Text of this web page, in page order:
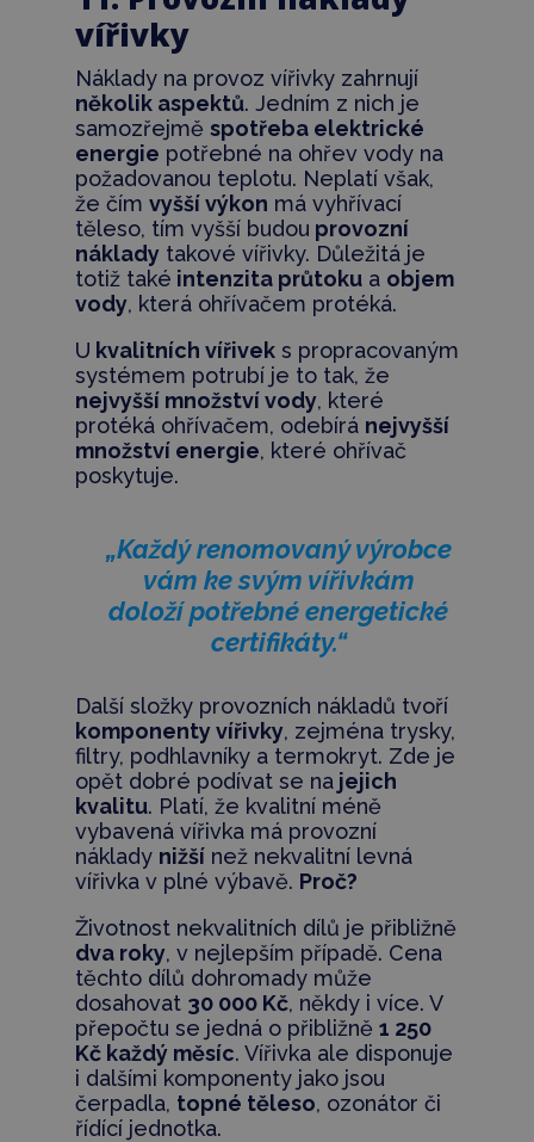
vířivky
Náklady na provoz vířivky zahrnují
několik aspektů. Jedním z nich je
samozřejmě spotřeba elektrické
energie potřebné na ohřev vody na
požadovanou teplotu. Neplatí však,
že čím vyšší výkon má vyhřívací
těleso, tím vyšší budou provozní
nákladytakové vířivky. Důležitá je
totiž také intenzita průtokua objem
vody, která ohřívačem protéká.
U kvalitních vířiveks propracovaným
systémem potrubí je to tak, že
nejvyšší množství vody, které
protéká ohřívačem, odebírá nejvyšší
množství energie, které ohřívač
poskytuje.
„Každý renomovaný výrobce
vám ke svým vířivkám
doloží potřebné energetické
certifikáty.“
Další složky provozních nákladů tvoří
komponenty vířivky, zejména trysky,
filtry, podhlavníky a termokryt. Zde je
opět dobré podívat se najejich
kvalitu. Platí, že kvalitní méně
vybavená vířivka má provozní
náklady nižšínež nekvalitní levná
vířivka v plné výbavě. Proč?
Životnost nekvalitních dílů je přibližně
dva roky, v nejlepším případě. Cena
těchto dílů dohromady může
dosahovat 30 000 Kč, někdy i více. V
přepočtu se jedná o přibližně 1 250
Kč každý měsíc. Vířivka ale disponuje
i dalšími komponenty jako jsou
čerpadla, topné těleso, ozonátor či
řídící jednotka.